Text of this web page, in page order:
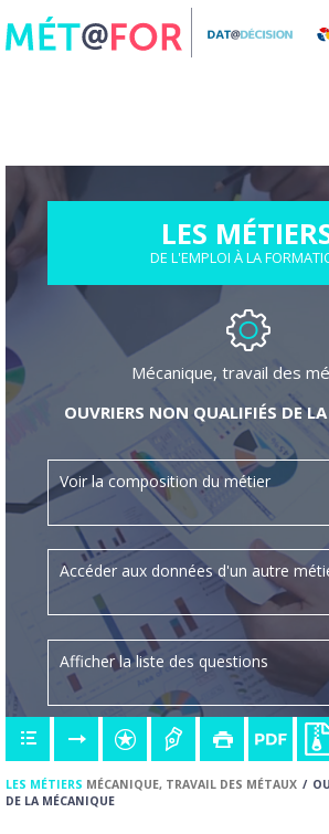
Panneau de gestion des cookies
LES
DE L'EMPLOI À LA
Mécanique, travail des
OUVRIERS NON QUALIFIÉS DE
Voir la composition du métier
Accéder aux données d'un autre
Afficher la liste des questions
LES MÉTIERS MÉCANIQUE, TRAVAIL DES MÉTAUX
DE LA MÉCANIQUE